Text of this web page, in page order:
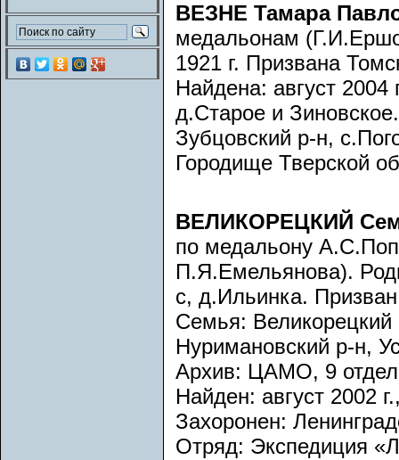
ВЕЗНЕ Тамара
медальонам
1921 г. Призвана
Найдена: август
д.Старое и
Зубцовский р-н,
Городище Тверской
ВЕЛИКОРЕЦКИЙ
по медальону
П.Я.Емельянова).
с, д.Ильинка.
Семья:
Нуримановский р-н,
Архив: ЦАМО, 9
Найден: август 2002
Захоронен:
Отряд: Экспедиция